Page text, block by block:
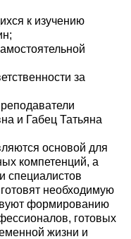
к изучению
за
и Габец Татьяна
основой для
компетенций, а
специалистов
необходимую
формированию
готовых
жизни и